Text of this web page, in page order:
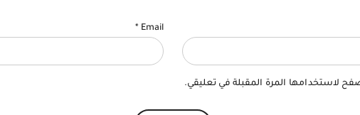
Email
*
لاستخدامها المرة المقبلة في تعليقي.